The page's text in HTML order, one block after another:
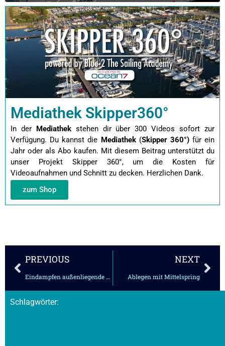
Mediathek Skipper360°
In der Mediathekstehen dir über 300 Videos sofort zur
Verfügung. Du kannst die Mediathek(Skipper 360°)für ein
Jahr oder als Abo kaufen. Mit diesem Beitrag unterstützt du
unser Projekt Skipper 360°, um die Kosten für
Videoaufnahmen und Schnitt zu decken. Herzlichen Dank.
zum Shop
Zurück
PREVIOUS
Eindampfen außenliegende Achterleine – Basislektion
NEXT
Ablegen mit Mittelspring
Schlagwörter: